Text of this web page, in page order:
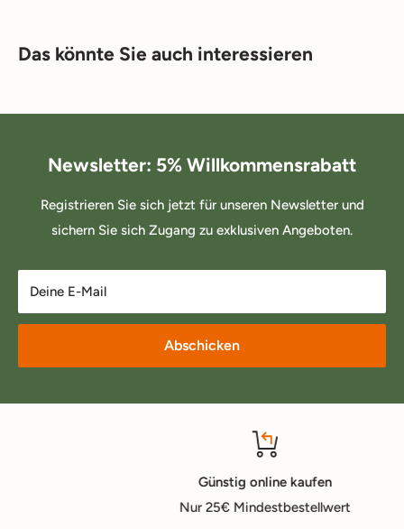
Das könnte Sie auch interessieren
Newsletter: 5% Willkommensrabatt
Registrieren Sie sich jetzt für unseren Newsletter und
sichern Sie sich Zugang zu exklusiven Angeboten.
Deine E-Mail
Abschicken
Günstig online kaufen
Nur 25€ Mindestbestellwert